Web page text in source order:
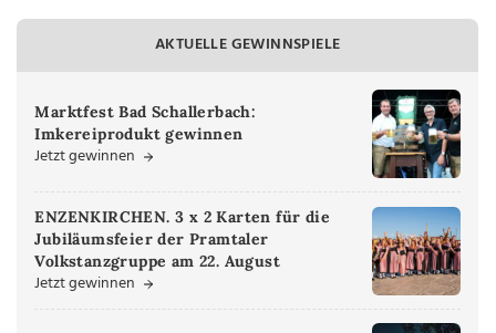
AKTUELLE GEWINNSPIELE
Marktfest Bad Schallerbach:
Imkereiprodukt gewinnen
Jetzt gewinnen
ENZENKIRCHEN. 3 x 2 Karten für die
Jubiläumsfeier der Pramtaler
Volkstanzgruppe am 22. August
Jetzt gewinnen